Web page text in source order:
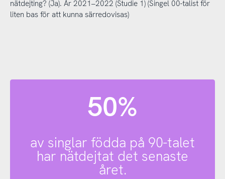
nätdejting? (Ja). År 2021–2022 (Studie 1) (Singel 00-talist för
liten bas för att kunna särredovisas)
50%
av singlar födda på 90-talet
har nätdejtat det senaste
året.